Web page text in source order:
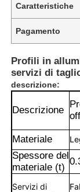
Caratteristiche
Pagamento
Profili in
servizi di
descrizione:
Descrizione
Materiale
Spessore del
materiale (t)
Servizi di